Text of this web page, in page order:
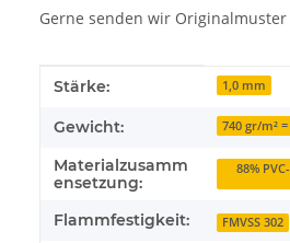
Gerne senden wir Originalmuster
Produkteigenschaft
Wert
Stärke: 1,0 mm
Gewicht: 740 gr/m²
Materialzusamm
ensetzung:
88%
Flammfestigkeit: FMVSS 302